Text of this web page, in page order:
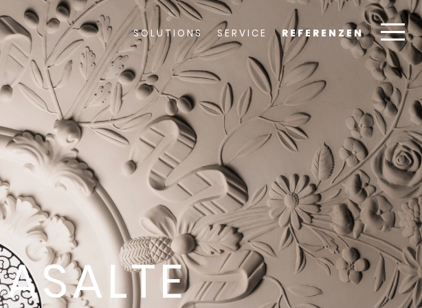
SOLUTIONS SERVICE REFERENZEN